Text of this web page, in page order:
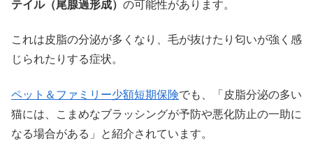
テイル（尾腺過形成） の可能性があります。
これは皮脂の分泌が多くなり、毛が抜けたり匂いが強く感
じられたりする症状。
ペット＆ファミリー少額短期保険でも、「皮脂分泌の多い
猫には、こまめなブラッシングが予防や悪化防止の一助に
なる場合がある」と紹介されています。